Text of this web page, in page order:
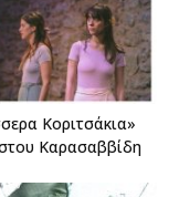
Κοριτσάκια»
Καρασαββίδη